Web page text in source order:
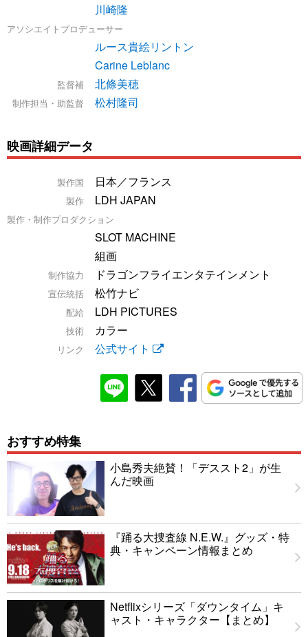
川崎隆
アソシエイトプロデューサー
ルース貴絵リントン
Carine Leblanc
監督補 北條美穂
制作担当・助監督 松村隆司
映画詳細データ
製作国 日本／フランス
製作 LDH JAPAN
製作・制作プロダクション
SLOT MACHINE
組画
制作協力 ドラゴンフライエンタテインメント
宣伝統括 松竹ナビ
配給 LDH PICTURES
技術 カラー
リンク 公式サイト
おすすめ特集
小島秀夫絶賛！「デススト2」が生
んだ映画
『踊る大捜査線 N.E.W.』グッズ・特
典・キャンペーン情報まとめ
Netflixシリーズ「ダウンタイム」キ
ャスト・キャラクター【まとめ】